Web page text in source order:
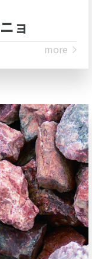
ョ
more